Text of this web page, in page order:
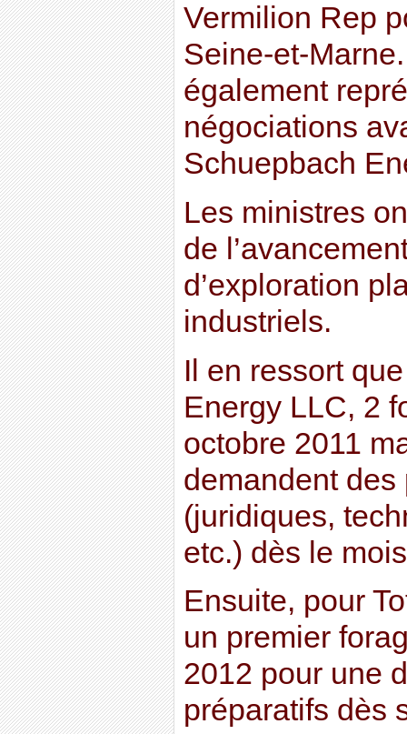
Vermilion Rep
Seine-et-
également
négociations
Schuepbach
Les ministres
de
d’exploration
industriels.
Il en ressort
Energy LLC, 2
octobre 2011
demandent des
(juridiques,
etc.) dès le
Ensuite, pour
un premier
2012 pour une
préparatifs dès